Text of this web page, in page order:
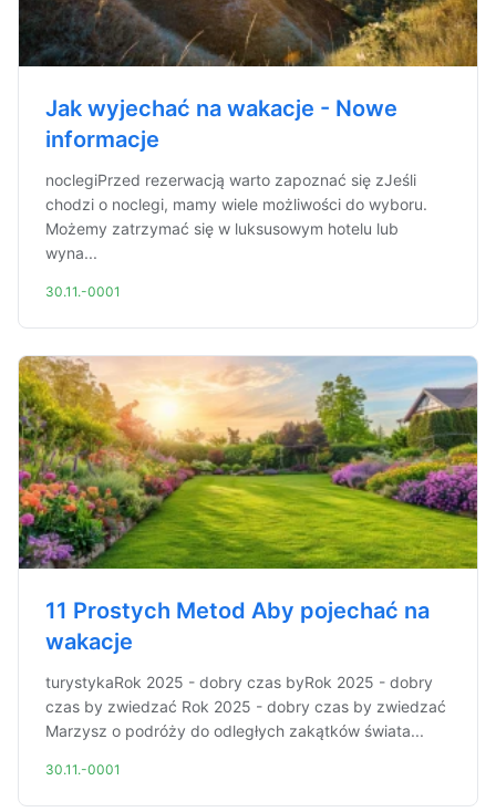
Jak wyjechać na wakacje - Nowe
informacje
noclegiPrzed rezerwacją warto zapoznać się zJeśli
chodzi o noclegi, mamy wiele możliwości do wyboru.
Możemy zatrzymać się w luksusowym hotelu lub
wyna...
30.11.-0001
11 Prostych Metod Aby pojechać na
wakacje
turystykaRok 2025 - dobry czas byRok 2025 - dobry
czas by zwiedzać Rok 2025 - dobry czas by zwiedzać
Marzysz o podróży do odległych zakątków świata...
30.11.-0001